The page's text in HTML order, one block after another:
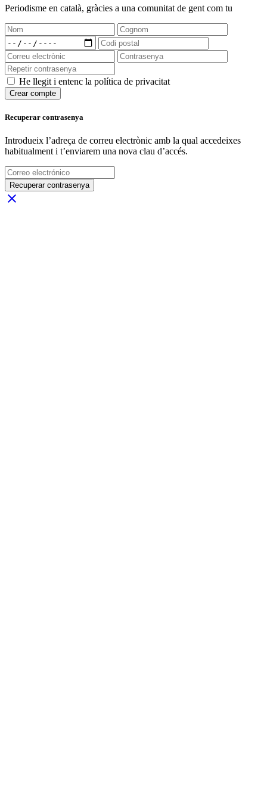
Periodisme en català, gràcies a una comunitat de gent com tu
He llegit i entenc la política de privacitat
Crear compte
Recuperar contrasenya
Introdueix l’adreça de correu electrònic amb la qual accedeixes
habitualment i t’enviarem una nova clau d’accés.
Recuperar contrasenya
close